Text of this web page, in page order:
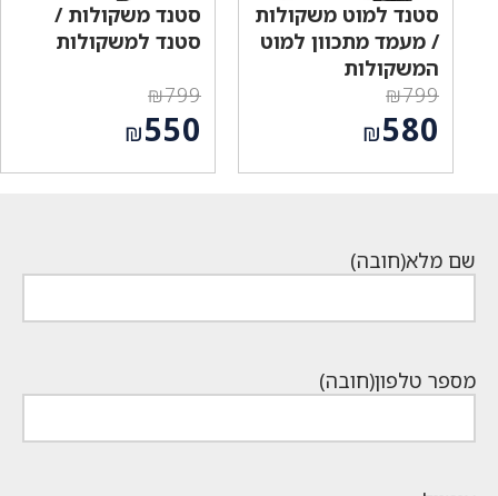
סטנד למוט משקולות
/ מעמד מתכוון למוט
המשקולות
₪799
המחיר
המקורי
היה:
₪580
סטנד משקולות /
סטנד למשקולות
₪799
המחיר
המקורי
היה:
₪550
שם מלא(חובה)
מספר טלפון(חובה)